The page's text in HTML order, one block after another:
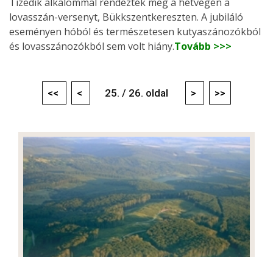
lovasszán-versenyt, Bükkszentkereszten. A jubiláló
eseményen hóból és természetesen kutyaszánozókból
és lovasszánozókból sem volt hiány.Tovább >>>
<< < 25. / 26. oldal > >>